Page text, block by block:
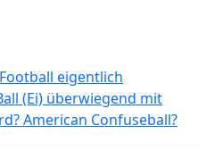
eigentlich
(Ei) überwiegend mit
American Confuseball?